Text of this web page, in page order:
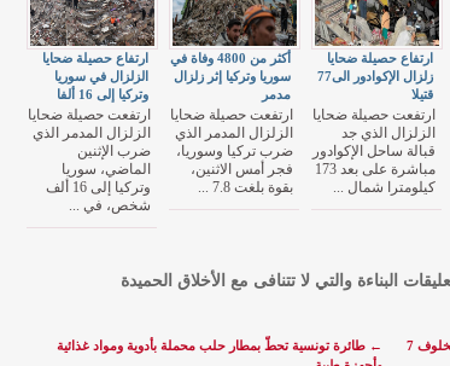
ارتفاع حصيلة ضحايا
الزلزال في سوريا
وتركيا إلى 16 ألفا
ارتفعت حصيلة ضحايا
الزلزال المدمر الذي
ضرب الإثنين
الماضي، سوريا
وتركيا إلى 16 ألف
شخص، في ...
أكثر من 4800 وفاة في
سوريا وتركيا إثر زلزال
مدمر
ارتفعت حصيلة ضحايا
الزلزال المدمر الذي
ضرب تركيا وسوريا،
فجر أمس الاثنين،
بقوة بلغت 7.8 ...
ارتفاع حصيلة ضحايا
زلزال الإكوادور الى77
قتيلا
ارتفعت حصيلة ضحايا
الزلزال الذي جد
قبالة ساحل الإكوادور
مباشرة على بعد 173
كيلومترا شمال ...
البناءة والتي لا تتنافى مع الأخلاق الحميدة
← طائرة تونسية تحطّ بمطار حلب محملة بأدوية ومواد غذائية
محكمة الاستئناف العسكرية تقضي بسجن سيف الدين مخلوف 7